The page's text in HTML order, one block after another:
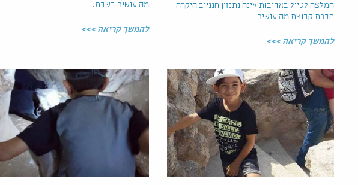
המלצה לטיול באדיבות אינה נתנזון חננייב היקרה
חברת קבוצת מה עושים
להמשך קריאה >>>
מה עושים בשבת.
להמשך קריאה >>>